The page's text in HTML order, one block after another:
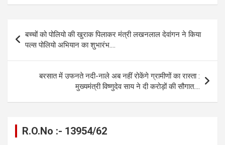
ce
b
o
o
k
se
n
g
er
at
s
A
p
p
e
gr
a
m
ail py
Li
n
k
ar
navigation
बच्चों को पोलियो की खुराक पिलाकर मंत्री लखनलाल देवांगन ने किया
पल्स पोलियो अभियान का शुभारंभ….
बरसात में उफनते नदी-नाले अब नहीं रोकेंगे ग्रामीणों का रास्ता :
मुख्यमंत्री विष्णुदेव साय ने दी करोड़ों की सौगात….
R.O.No :- 13954/62